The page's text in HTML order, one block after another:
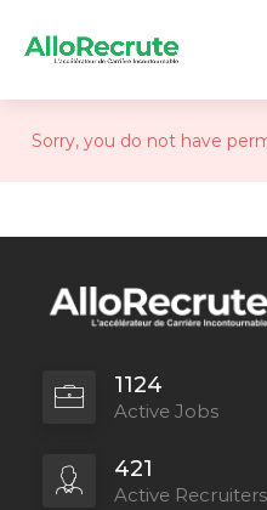
Sorry, you do not have
1124
Active Jobs
421
Active Recruiters